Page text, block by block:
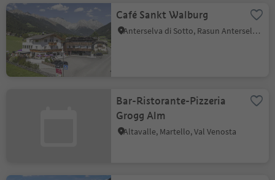
Café Sankt Walburg
Anterselva di Sotto, Rasun Anterselva, Regione dolomitica Plan de Corones
Bar-Ristorante-Pizzeria
Grogg Alm
Altavalle, Martello, Val Venosta